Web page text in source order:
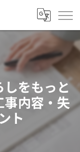
しをもっと
内容・失
ト